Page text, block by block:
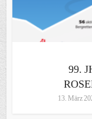
99.
13. März